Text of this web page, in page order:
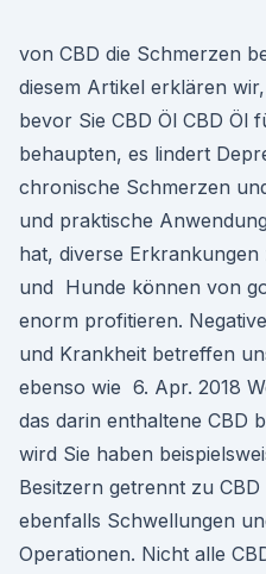
von CBD die Schmerzen
diesem Artikel erklären
bevor Sie CBD Öl CBD Öl
behaupten, es lindert
chronische Schmerzen
und praktische
hat, diverse
und Hunde können von
enorm profitieren.
und Krankheit betreffen
ebenso wie 6. Apr. 2018
das darin enthaltene CBD
wird Sie haben
Besitzern getrennt zu
ebenfalls Schwellungen
Operationen. Nicht alle